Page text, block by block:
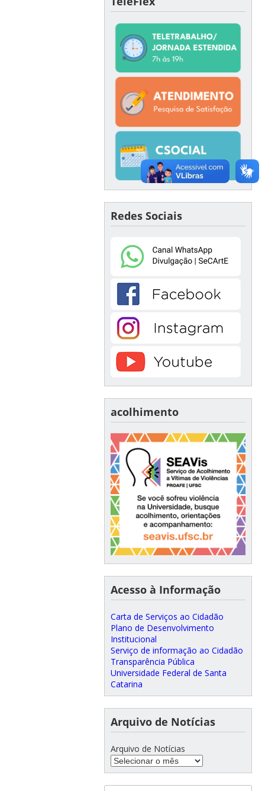
Redes Sociais
acolhimento
Acesso à Informação
Carta de Serviços ao Cidadão
Plano de Desenvolvimento
Institucional
Serviço de informação ao Cidadão
Transparência Pública
Universidade Federal de Santa
Catarina
Arquivo de Notícias
Arquivo de Notícias